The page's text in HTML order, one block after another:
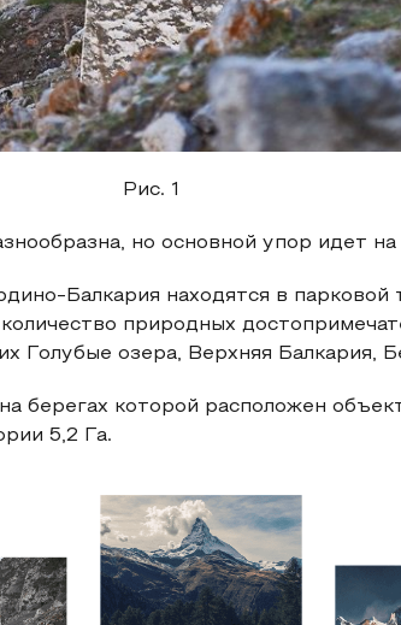
Рис. 1
но основной упор идет
Балкария находятся в парковой
природных
Голубые озера, Верхняя Балкария,
берегах которой расположен
5,2 Га.